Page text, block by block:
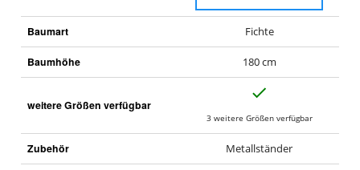
Baumart Fichte
Baumhöhe 180 cm
weitere Größen verfügbar
3 weitere Größen verfügbar
Zubehör Metallständer